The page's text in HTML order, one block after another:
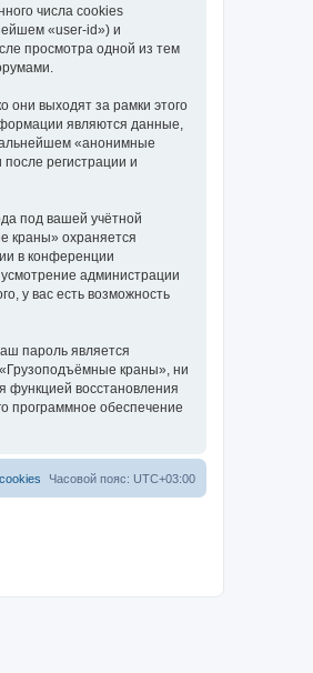
числа cookies
«user-id») и
просмотра одной из тем
выходят за рамки этого
являются данные,
«анонимные
регистрации и
под вашей учётной
краны» охраняется
в конференции
администрации
у вас есть возможность
пароль является
краны», ни
функцией восстановления
программное обеспечение
Часовой пояс: UTC+03:00